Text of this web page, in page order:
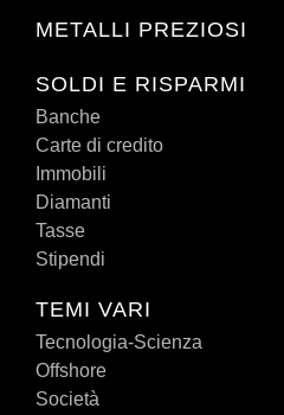
METALLI PREZIOSI
SOLDI E RISPARMI
Banche
Carte di credito
Immobili
Diamanti
Tasse
Stipendi
TEMI VARI
Tecnologia-Scienza
Offshore
Società